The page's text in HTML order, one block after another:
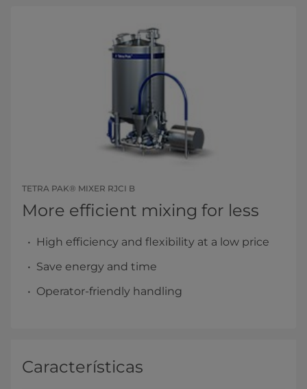
TETRA PAK® MIXER RJCI B
More efficient mixing for less
High efficiency and flexibility at a low price
Save energy and time
Operator-friendly handling
Características